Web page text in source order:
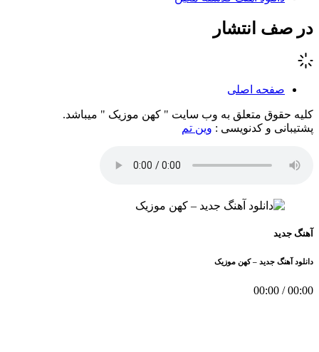
در صف انتشار
صفحه اصلی
کلیه حقوق متعلق به وب سایت " کهن موزیک " میباشد.
پشتیبانی و کدنویسی : وین تم
آهنگ جدید
دانلود آهنگ جدید – کهن موزیک
00:00
/
00:00